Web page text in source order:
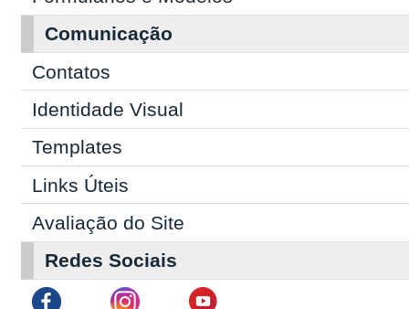
Comunicação
Contatos
Identidade Visual
Templates
Links Úteis
Avaliação do Site
Redes Sociais